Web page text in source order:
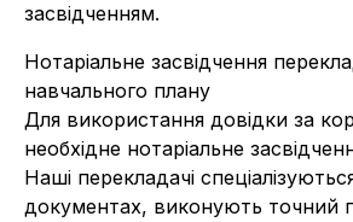
засвідченням.
Нотаріальне засвідчення
навчального плану
Для використання довідки за
необхідне нотаріальне
Наші перекладачі
документах, виконують точний